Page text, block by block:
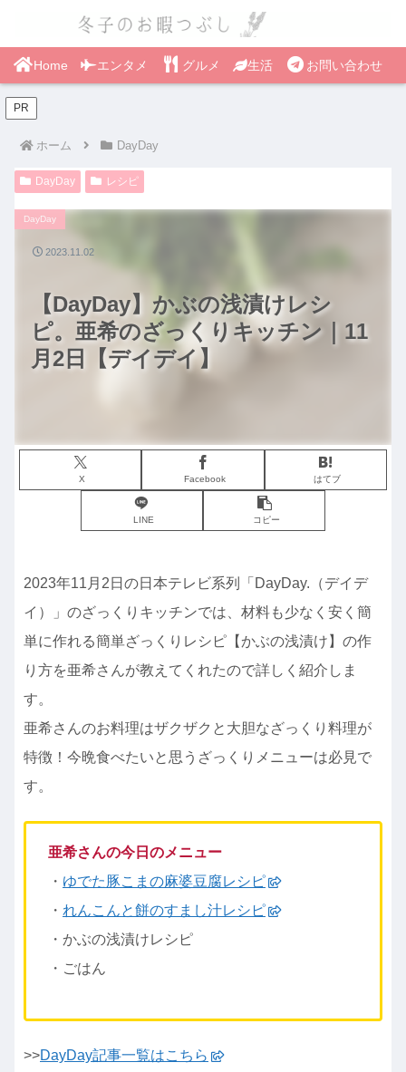
Home エンタメ グルメ 生活 お問い合わせ
PR
ホーム DayDay
DayDay レシピ
【DayDay】かぶの浅漬けレシ
ピ。亜希のざっくりキッチン｜11
月2日【デイデイ】
DayDay
X Facebook はてブ
LINE コピー
2023.11.02
2023年11月2日の日本テレビ系列「DayDay.（デイデ
イ）」のざっくりキッチンでは、材料も少なく安く簡
単に作れる簡単ざっくりレシピ【かぶの浅漬け】の作
り方を亜希さんが教えてくれたので詳しく紹介しま
す。
亜希さんのお料理はザクザクと大胆なざっくり料理が
特徴！今晩食べたいと思うざっくりメニューは必見で
す。
亜希さんの今日のメニュー
・ ゆでた豚こまの麻婆豆腐レシピ
・ れんこんと餅のすまし汁レシピ
・かぶの浅漬けレシピ
・ごはん
>>DayDay記事一覧はこちら